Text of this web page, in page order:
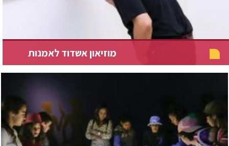
מוזיאון אשדוד לאמנות